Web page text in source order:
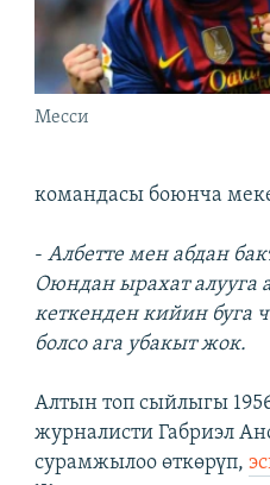
Месси
командасы боюнча
- Албетте мен абдан
Оюндан ырахат алууга
кеткенден кийин буга
болсо ага убакыт жок.
Алтын топ сыйлыгы
журналисти Габриэл
сурамжылоо өткөрүп,